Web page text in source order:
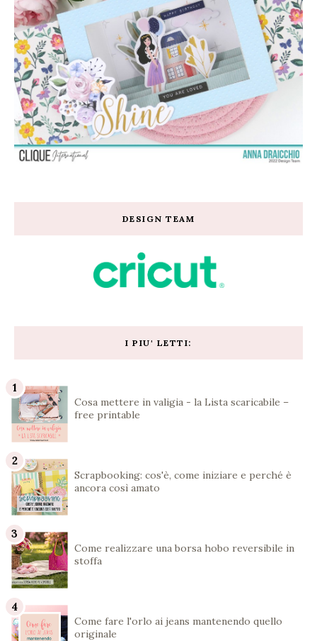
DESIGN TEAM
I PIU' LETTI:
Cosa mettere in valigia - la Lista scaricabile –
free printable
Scrapbooking: cos'è, come iniziare e perché è
ancora così amato
Come realizzare una borsa hobo reversibile in
stoffa
Come fare l'orlo ai jeans mantenendo quello
originale